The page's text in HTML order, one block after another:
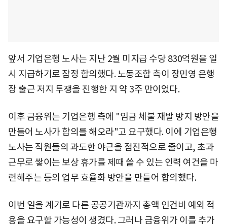
앞서 기업은행 노사는 지난 2월 미지급 수당 830억원을 일
시 지급하기로 잠정 합의했다. 노동조합 측이 장민영 은행
장 출근 저지 투쟁을 진행한 지 약 3주 만이었다.
이후 금융위는 기업은행 측에 "임금 체불 재발 방지 방안을
만들어 노사가 합의를 해오라"고 요구했다. 이에 기업은행
노사는 직원들의 과도한 야근을 점진적으로 줄이고, 초과
근무로 쌓이는 보상 휴가를 제때 쓸 수 있는 인력 여건을 마
련해주는 등의 업무 효율화 방안을 만들어 합의했다.
이번 일을 계기로 다른 공공기관까지 총액 인건비 예외 적
용을 요구할 가능성이 생겼다. 그러나 금융위가 이를 추가